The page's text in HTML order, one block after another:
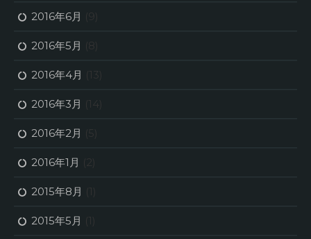
2016年6月 (9)
2016年5月 (8)
2016年4月 (13)
2016年3月 (14)
2016年2月 (5)
2016年1月 (2)
2015年8月 (1)
2015年5月 (1)